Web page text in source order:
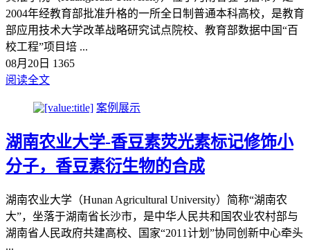
2004年经教育部批准升格的一所全日制普通本科高校，是教育
部应用技术大学改革战略研究试点院校、教育部数据中国“百
校工程”项目培 ...
08月20日 1365
阅读全文
案例展示
湖南农业大学-香豆素荧光素标记修饰小
分子，香豆素衍生物的合成
湖南农业大学（Hunan Agricultural University）简称“湖南农
大”，坐落于湖南省长沙市，是中华人民共和国农业农村部与
湖南省人民政府共建高校、国家“2011计划”协同创新中心牵头
...